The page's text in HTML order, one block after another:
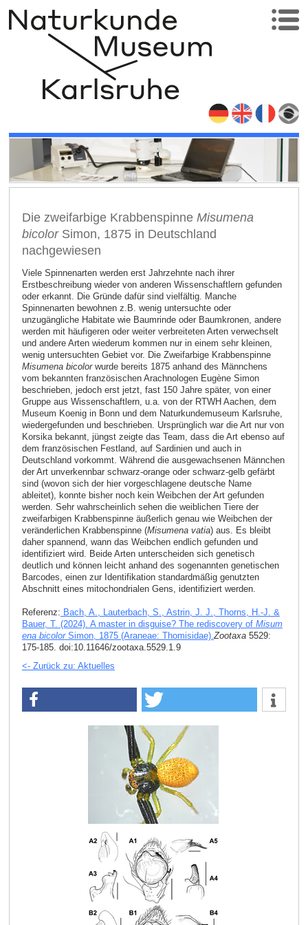
Die zweifarbige Krabbenspinne Misumena
bicolorSimon, 1875 in Deutschland
nachgewiesen
Viele Spinnenarten werden erst Jahrzehnte nach ihrer
Erstbeschreibung wieder von anderen Wissenschaftlern gefunden
oder erkannt. Die Gründe dafür sind vielfältig. Manche
Spinnenarten bewohnen z.B. wenig untersuchte oder
unzugängliche Habitate wie Baumrinde oder Baumkronen, andere
werden mit häufigeren oder weiter verbreiteten Arten verwechselt
und andere Arten wiederum kommen nur in einem sehr kleinen,
wenig untersuchten Gebiet vor. Die Zweifarbige Krabbenspinne
Misumena bicolorwurde bereits 1875 anhand des Männchens
vom bekannten französischen Arachnologen Eugène Simon
beschrieben, jedoch erst jetzt, fast 150 Jahre später, von einer
Gruppe aus Wissenschaftlern, u.a. von der RTWH Aachen, dem
Museum Koenig in Bonn und dem Naturkundemuseum Karlsruhe,
wiedergefunden und beschrieben. Ursprünglich war die Art nur von
Korsika bekannt, jüngst zeigte das Team, dass die Art ebenso auf
dem französischen Festland, auf Sardinien und auch in
Deutschland vorkommt. Während die ausgewachsenen Männchen
der Art unverkennbar schwarz-orange oder schwarz-gelb gefärbt
sind (wovon sich der hier vorgeschlagene deutsche Name
ableitet), konnte bisher noch kein Weibchen der Art gefunden
werden. Sehr wahrscheinlich sehen die weiblichen Tiere der
zweifarbigen Krabbenspinne äußerlich genau wie Weibchen der
veränderlichen Krabbenspinne (Misumena vatia) aus. Es bleibt
daher spannend, wann das Weibchen endlich gefunden und
identifiziert wird. Beide Arten unterscheiden sich genetisch
deutlich und können leicht anhand des sogenannten genetischen
Barcodes, einen zur Identifikation standardmäßig genutzten
Abschnitt eines mitochondrialen Gens, identifiziert werden.
Referenz: Bach, A., Lauterbach, S., Astrin, J. J., Thorns, H.-J. &
Bauer, T. (2024). A master in disguise? The rediscovery of Misum
ena bicolorSimon, 1875 (Araneae: Thomisidae).Zootaxa5529:
175-185. doi:10.11646/zootaxa.5529.1.9
<- Zurück zu: Aktuelles